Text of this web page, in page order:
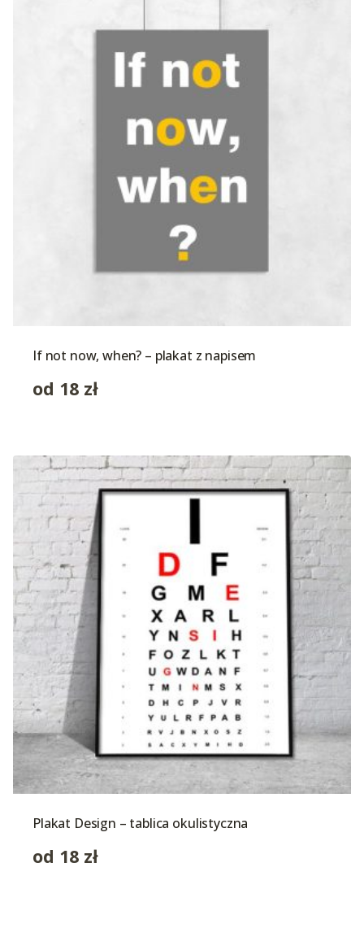
If not now, when? – plakat z napisem
od 18 zł
Plakat Design – tablica okulistyczna
od 18 zł